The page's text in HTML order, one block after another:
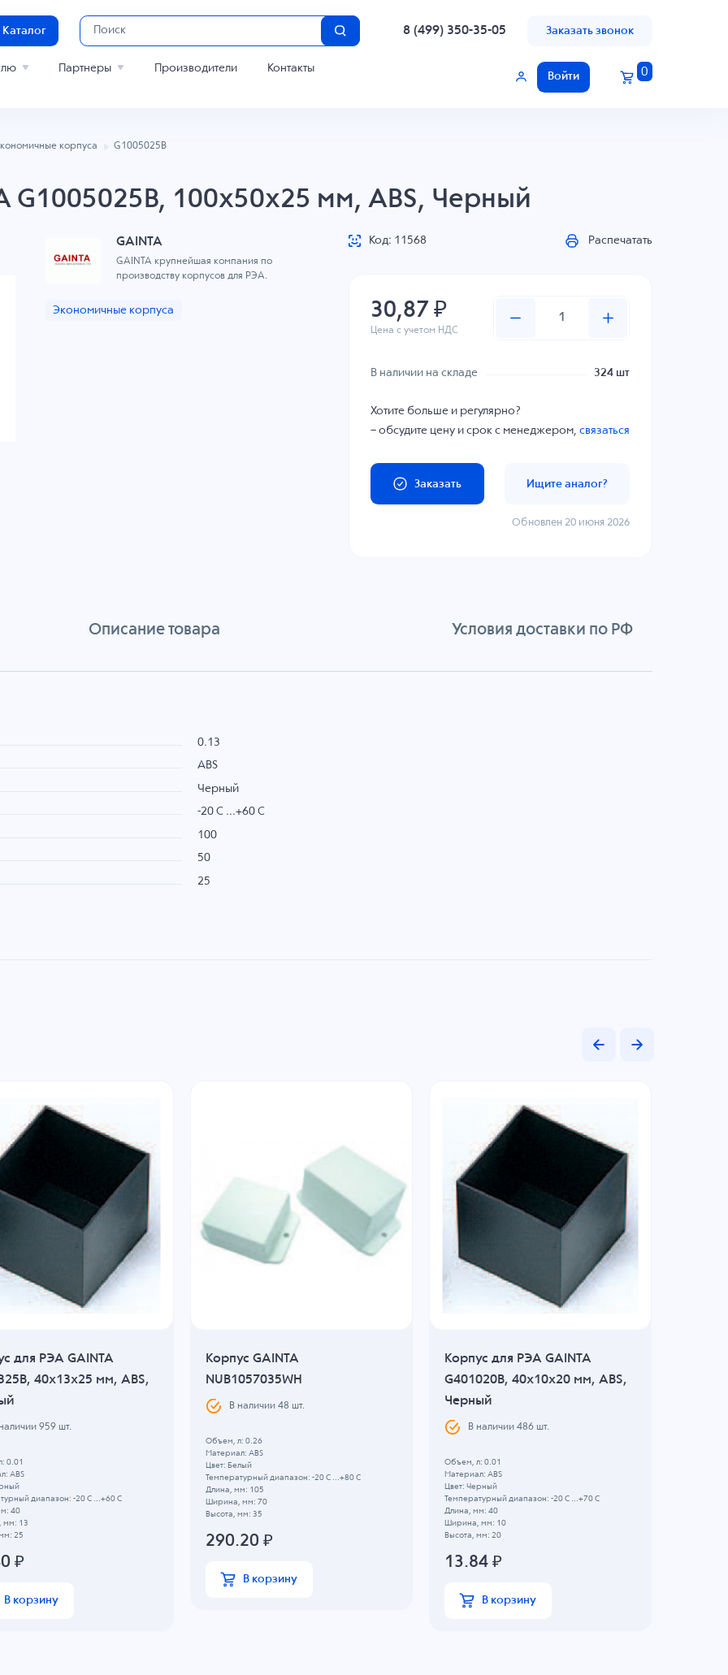
Каталог 8 (499) 350-35-05 Заказать звонок
Партнеры Производители Контакты
Войти 0
корпуса G1005025B
G1005025B, 100x50x25 мм, ABS, Черный
GAINTA
GAINTA крупнейшая компания по
производству корпусов для РЭА.
Экономичные корпуса
Код: 11568 Распечатать
30,87 ₽
Цена с учетом НДС
В наличии на складе 324 шт
Хотите больше и регулярно?
– обсудите цену и срок с менеджером,связаться
Заказать Ищите аналог?
Обновлен 20 июня 2026
Описание товара Условия доставки по РФ
0.13
ABS
Черный
-20 C ...+60 C
100
50
25
для РЭА GAINTA
40x13x25 мм, ABS,
959шт.
0.01
ABS
диапазон: -20 C ...+60 C
40
мм: 13
25
₽
В корзину
Корпус GAINTA
NUB1057035WH
В наличии 48 шт.
Объем, л: 0.26
Материал: ABS
Цвет: Белый
Температурный диапазон: -20 C ...+80 C
Длина, мм: 105
Ширина, мм: 70
Высота, мм: 35
290.20 ₽
В корзину
Корпус для РЭА GAINTA
G401020B, 40x10x20 мм, ABS,
Черный
В наличии 486шт.
Объем, л: 0.01
Материал: ABS
Цвет: Черный
Температурный диапазон: -20 C ...+70 C
Длина, мм: 40
Ширина, мм: 10
Высота, мм: 20
13.84₽
В корзину